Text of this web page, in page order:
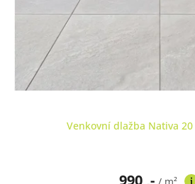
Venkovní dlažba Nativa
990 ,- / m²